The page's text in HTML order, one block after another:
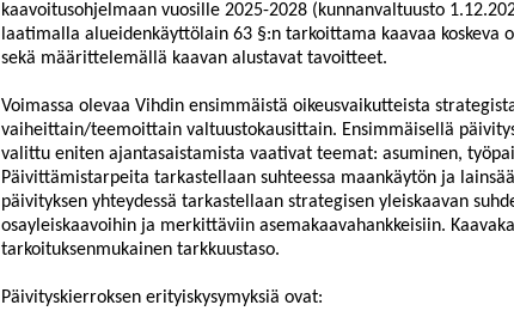
kaavoitusohjelmaan vuosille 2025-2028 (kunnanvaltuusto
laatimalla alueidenkäyttölain 63 §:n tarkoittama kaavaa koskeva
sekä määrittelemällä kaavan alustavat tavoitteet.
Voimassa olevaa Vihdin ensimmäistä oikeusvaikutteista
vaiheittain/teemoittain valtuustokausittain. Ensimmäisellä
valittu eniten ajantasaistamista vaativat teemat: asuminen,
Päivittämistarpeita tarkastellaan suhteessa maankäytön ja
päivityksen yhteydessä tarkastellaan strategisen yleiskaavan
osayleiskaavoihin ja merkittäviin asemakaavahankkeisiin.
tarkoituksenmukainen tarkkuustaso.
Päivityskierroksen erityiskysymyksiä ovat: